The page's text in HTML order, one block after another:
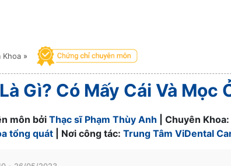
Khoa »
Gì? Có Mấy Cái Và Mọc
môn bởi Thạc sĩ Phạm Thùy Anh | Chuyên Khoa:
tổng quát | Nơi công tác: Trung Tâm ViDental